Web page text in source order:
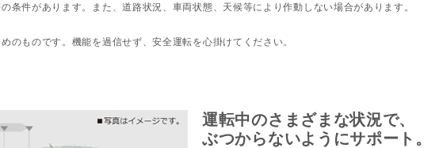
条件があります。また、道路状況、車両状態、天候等により作動しない場合があります。
のものです。機能を過信せず、安全運転を心掛けてください。
運転中のさまざまな状況で、
ぶつからないようにサポート。